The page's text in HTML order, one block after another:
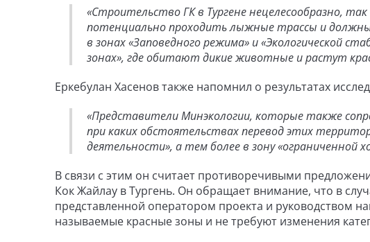
«Строительство ГК в Тургене нецелесообразно,
потенциально проходить лыжные трассы и
в зонах «Заповедного режима» и «Экологической
зонах», где обитают дикие животные и растут
Еркебулан Хасенов также напомнил о результатах
«Представители Минэкологии, которые также
при каких обстоятельствах перевод этих
деятельности», а тем более в зону «ограниченной
В связи с этим он считает противоречивыми
Кок Жайлау в Тургень. Он обращает внимание, что в
представленной оператором проекта и руководством
называемые красные зоны и не требуют изменения